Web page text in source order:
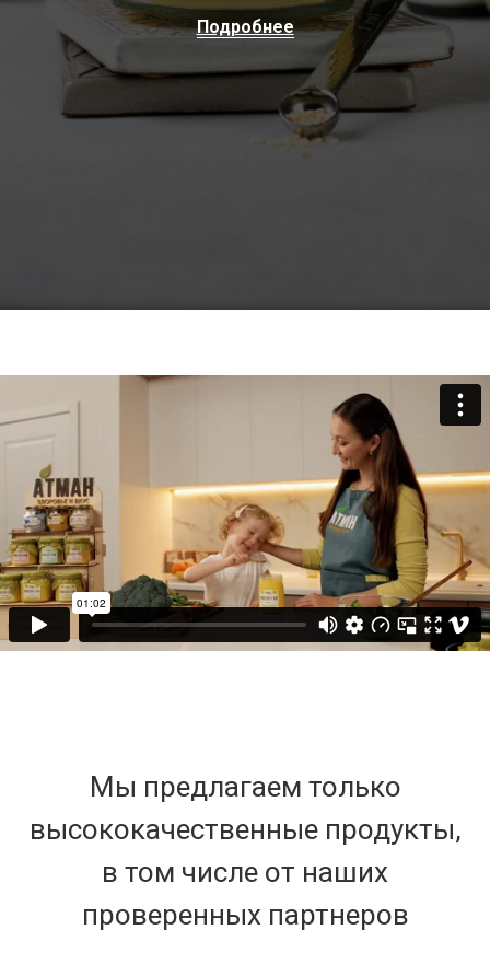
Подробнее
Мы предлагаем только
высококачественные продукты,
в том числе от наших
проверенных партнеров